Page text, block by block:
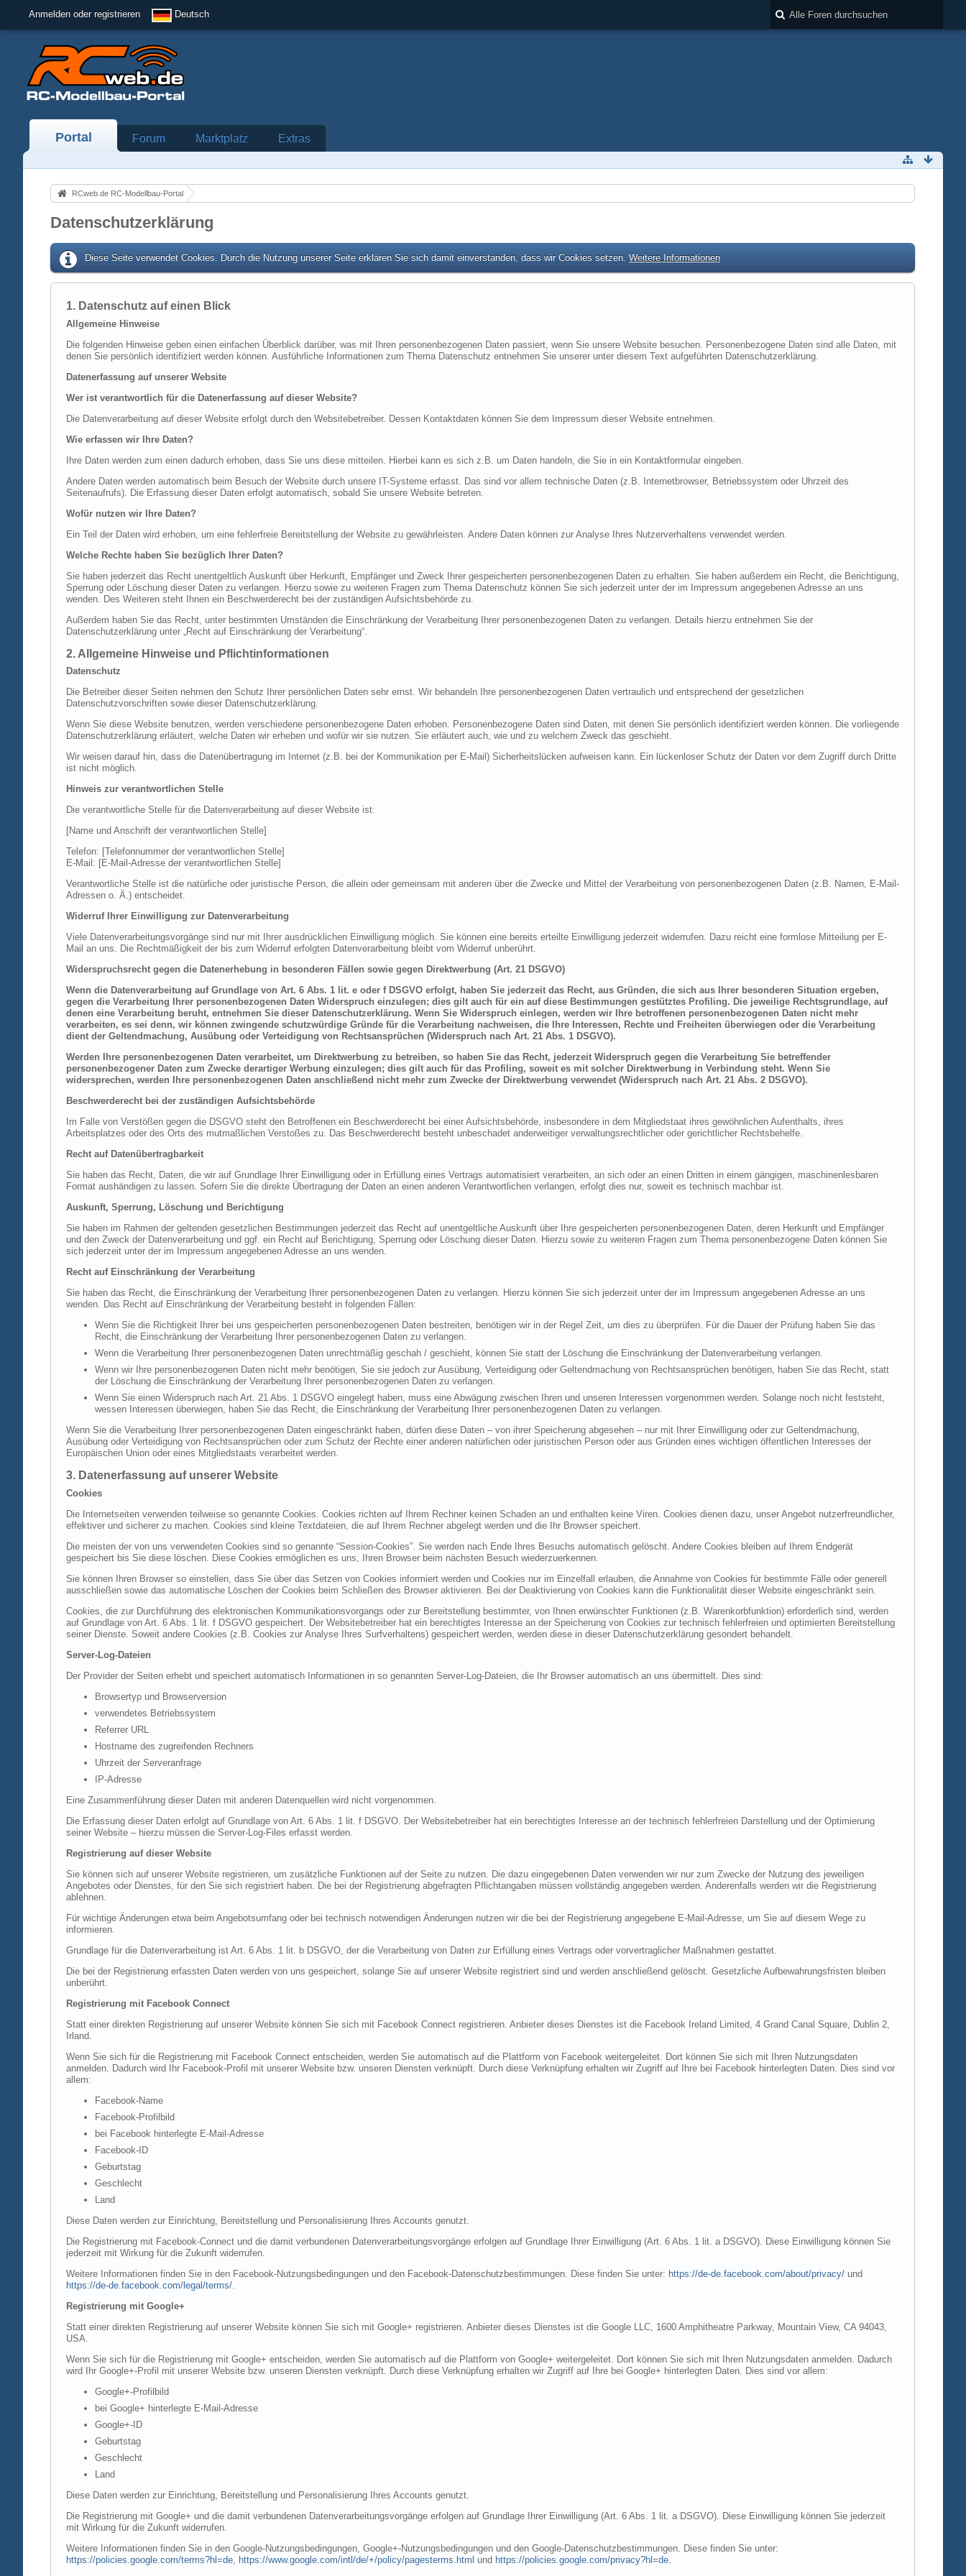
Anmelden oder registrieren Deutsch
Portal Forum Marktplatz Extras
RCweb.de RC-Modellbau-Portal
Datenschutzerklärung
Diese Seite verwendet Cookies. Durch die Nutzung unserer Seite erklären Sie sich damit einverstanden, dass wir Cookies setzen. Weitere Informationen
1. Datenschutz auf einen Blick
Allgemeine Hinweise
Die folgenden Hinweise geben einen einfachen Überblick darüber, was mit Ihren personenbezogenen Daten passiert, wenn Sie unsere Website besuchen. Personenbezogene Daten sind alle Daten, mit
denen Sie persönlich identifiziert werden können. Ausführliche Informationen zum Thema Datenschutz entnehmen Sie unserer unter diesem Text aufgeführten Datenschutzerklärung.
Datenerfassung auf unserer Website
Wer ist verantwortlich für die Datenerfassung auf dieser Website?
Die Datenverarbeitung auf dieser Website erfolgt durch den Websitebetreiber. Dessen Kontaktdaten können Sie dem Impressum dieser Website entnehmen.
Wie erfassen wir Ihre Daten?
Ihre Daten werden zum einen dadurch erhoben, dass Sie uns diese mitteilen. Hierbei kann es sich z.B. um Daten handeln, die Sie in ein Kontaktformular eingeben.
Andere Daten werden automatisch beim Besuch der Website durch unsere IT-Systeme erfasst. Das sind vor allem technische Daten (z.B. Internetbrowser, Betriebssystem oder Uhrzeit des
Seitenaufrufs). Die Erfassung dieser Daten erfolgt automatisch, sobald Sie unsere Website betreten.
Wofür nutzen wir Ihre Daten?
Ein Teil der Daten wird erhoben, um eine fehlerfreie Bereitstellung der Website zu gewährleisten. Andere Daten können zur Analyse Ihres Nutzerverhaltens verwendet werden.
Welche Rechte haben Sie bezüglich Ihrer Daten?
Sie haben jederzeit das Recht unentgeltlich Auskunft über Herkunft, Empfänger und Zweck Ihrer gespeicherten personenbezogenen Daten zu erhalten. Sie haben außerdem ein Recht, die Berichtigung,
Sperrung oder Löschung dieser Daten zu verlangen. Hierzu sowie zu weiteren Fragen zum Thema Datenschutz können Sie sich jederzeit unter der im Impressum angegebenen Adresse an uns
wenden. Des Weiteren steht Ihnen ein Beschwerderecht bei der zuständigen Aufsichtsbehörde zu.
Außerdem haben Sie das Recht, unter bestimmten Umständen die Einschränkung der Verarbeitung Ihrer personenbezogenen Daten zu verlangen. Details hierzu entnehmen Sie der
Datenschutzerklärung unter „Recht auf Einschränkung der Verarbeitung“.
2. Allgemeine Hinweise und Pflichtinformationen
Datenschutz
Die Betreiber dieser Seiten nehmen den Schutz Ihrer persönlichen Daten sehr ernst. Wir behandeln Ihre personenbezogenen Daten vertraulich und entsprechend der gesetzlichen
Datenschutzvorschriften sowie dieser Datenschutzerklärung.
Wenn Sie diese Website benutzen, werden verschiedene personenbezogene Daten erhoben. Personenbezogene Daten sind Daten, mit denen Sie persönlich identifiziert werden können. Die vorliegende
Datenschutzerklärung erläutert, welche Daten wir erheben und wofür wir sie nutzen. Sie erläutert auch, wie und zu welchem Zweck das geschieht.
Wir weisen darauf hin, dass die Datenübertragung im Internet (z.B. bei der Kommunikation per E-Mail) Sicherheitslücken aufweisen kann. Ein lückenloser Schutz der Daten vor dem Zugriff durch Dritte
ist nicht möglich.
Hinweis zur verantwortlichen Stelle
Die verantwortliche Stelle für die Datenverarbeitung auf dieser Website ist:
[Name und Anschrift der verantwortlichen Stelle]
Telefon: [Telefonnummer der verantwortlichen Stelle]
E-Mail: [E-Mail-Adresse der verantwortlichen Stelle]
Verantwortliche Stelle ist die natürliche oder juristische Person, die allein oder gemeinsam mit anderen über die Zwecke und Mittel der Verarbeitung von personenbezogenen Daten (z.B. Namen, E-Mail-
Adressen o. Ä.) entscheidet.
Widerruf Ihrer Einwilligung zur Datenverarbeitung
Viele Datenverarbeitungsvorgänge sind nur mit Ihrer ausdrücklichen Einwilligung möglich. Sie können eine bereits erteilte Einwilligung jederzeit widerrufen. Dazu reicht eine formlose Mitteilung per E-
Mail an uns. Die Rechtmäßigkeit der bis zum Widerruf erfolgten Datenverarbeitung bleibt vom Widerruf unberührt.
Widerspruchsrecht gegen die Datenerhebung in besonderen Fällen sowie gegen Direktwerbung (Art. 21 DSGVO)
Wenn die Datenverarbeitung auf Grundlage von Art. 6 Abs. 1 lit. e oder f DSGVO erfolgt, haben Sie jederzeit das Recht, aus Gründen, die sich aus Ihrer besonderen Situation ergeben,
gegen die Verarbeitung Ihrer personenbezogenen Daten Widerspruch einzulegen; dies gilt auch für ein auf diese Bestimmungen gestütztes Profiling. Die jeweilige Rechtsgrundlage, auf
denen eine Verarbeitung beruht, entnehmen Sie dieser Datenschutzerklärung. Wenn Sie Widerspruch einlegen, werden wir Ihre betroffenen personenbezogenen Daten nicht mehr
verarbeiten, es sei denn, wir können zwingende schutzwürdige Gründe für die Verarbeitung nachweisen, die Ihre Interessen, Rechte und Freiheiten überwiegen oder die Verarbeitung
dient der Geltendmachung, Ausübung oder Verteidigung von Rechtsansprüchen (Widerspruch nach Art. 21 Abs. 1 DSGVO).
Werden Ihre personenbezogenen Daten verarbeitet, um Direktwerbung zu betreiben, so haben Sie das Recht, jederzeit Widerspruch gegen die Verarbeitung Sie betreffender
personenbezogener Daten zum Zwecke derartiger Werbung einzulegen; dies gilt auch für das Profiling, soweit es mit solcher Direktwerbung in Verbindung steht. Wenn Sie
widersprechen, werden Ihre personenbezogenen Daten anschließend nicht mehr zum Zwecke der Direktwerbung verwendet (Widerspruch nach Art. 21 Abs. 2 DSGVO).
Beschwerderecht bei der zuständigen Aufsichtsbehörde
Im Falle von Verstößen gegen die DSGVO steht den Betroffenen ein Beschwerderecht bei einer Aufsichtsbehörde, insbesondere in dem Mitgliedstaat ihres gewöhnlichen Aufenthalts, ihres
Arbeitsplatzes oder des Orts des mutmaßlichen Verstoßes zu. Das Beschwerderecht besteht unbeschadet anderweitiger verwaltungsrechtlicher oder gerichtlicher Rechtsbehelfe.
Recht auf Datenübertragbarkeit
Sie haben das Recht, Daten, die wir auf Grundlage Ihrer Einwilligung oder in Erfüllung eines Vertrags automatisiert verarbeiten, an sich oder an einen Dritten in einem gängigen, maschinenlesbaren
Format aushändigen zu lassen. Sofern Sie die direkte Übertragung der Daten an einen anderen Verantwortlichen verlangen, erfolgt dies nur, soweit es technisch machbar ist.
Auskunft, Sperrung, Löschung und Berichtigung
Sie haben im Rahmen der geltenden gesetzlichen Bestimmungen jederzeit das Recht auf unentgeltliche Auskunft über Ihre gespeicherten personenbezogenen Daten, deren Herkunft und Empfänger
und den Zweck der Datenverarbeitung und ggf. ein Recht auf Berichtigung, Sperrung oder Löschung dieser Daten. Hierzu sowie zu weiteren Fragen zum Thema personenbezogene Daten können Sie
sich jederzeit unter der im Impressum angegebenen Adresse an uns wenden.
Recht auf Einschränkung der Verarbeitung
Sie haben das Recht, die Einschränkung der Verarbeitung Ihrer personenbezogenen Daten zu verlangen. Hierzu können Sie sich jederzeit unter der im Impressum angegebenen Adresse an uns
wenden. Das Recht auf Einschränkung der Verarbeitung besteht in folgenden Fällen:
Wenn Sie die Richtigkeit Ihrer bei uns gespeicherten personenbezogenen Daten bestreiten, benötigen wir in der Regel Zeit, um dies zu überprüfen. Für die Dauer der Prüfung haben Sie das
Recht, die Einschränkung der Verarbeitung Ihrer personenbezogenen Daten zu verlangen.
Wenn die Verarbeitung Ihrer personenbezogenen Daten unrechtmäßig geschah / geschieht, können Sie statt der Löschung die Einschränkung der Datenverarbeitung verlangen.
Wenn wir Ihre personenbezogenen Daten nicht mehr benötigen, Sie sie jedoch zur Ausübung, Verteidigung oder Geltendmachung von Rechtsansprüchen benötigen, haben Sie das Recht, statt
der Löschung die Einschränkung der Verarbeitung Ihrer personenbezogenen Daten zu verlangen.
Wenn Sie einen Widerspruch nach Art. 21 Abs. 1 DSGVO eingelegt haben, muss eine Abwägung zwischen Ihren und unseren Interessen vorgenommen werden. Solange noch nicht feststeht,
wessen Interessen überwiegen, haben Sie das Recht, die Einschränkung der Verarbeitung Ihrer personenbezogenen Daten zu verlangen.
Wenn Sie die Verarbeitung Ihrer personenbezogenen Daten eingeschränkt haben, dürfen diese Daten – von ihrer Speicherung abgesehen – nur mit Ihrer Einwilligung oder zur Geltendmachung,
Ausübung oder Verteidigung von Rechtsansprüchen oder zum Schutz der Rechte einer anderen natürlichen oder juristischen Person oder aus Gründen eines wichtigen öffentlichen Interesses der
Europäischen Union oder eines Mitgliedstaats verarbeitet werden.
3. Datenerfassung auf unserer Website
Cookies
Die Internetseiten verwenden teilweise so genannte Cookies. Cookies richten auf Ihrem Rechner keinen Schaden an und enthalten keine Viren. Cookies dienen dazu, unser Angebot nutzerfreundlicher,
effektiver und sicherer zu machen. Cookies sind kleine Textdateien, die auf Ihrem Rechner abgelegt werden und die Ihr Browser speichert.
Die meisten der von uns verwendeten Cookies sind so genannte “Session-Cookies”. Sie werden nach Ende Ihres Besuchs automatisch gelöscht. Andere Cookies bleiben auf Ihrem Endgerät
gespeichert bis Sie diese löschen. Diese Cookies ermöglichen es uns, Ihren Browser beim nächsten Besuch wiederzuerkennen.
Sie können Ihren Browser so einstellen, dass Sie über das Setzen von Cookies informiert werden und Cookies nur im Einzelfall erlauben, die Annahme von Cookies für bestimmte Fälle oder generell
ausschließen sowie das automatische Löschen der Cookies beim Schließen des Browser aktivieren. Bei der Deaktivierung von Cookies kann die Funktionalität dieser Website eingeschränkt sein.
Cookies, die zur Durchführung des elektronischen Kommunikationsvorgangs oder zur Bereitstellung bestimmter, von Ihnen erwünschter Funktionen (z.B. Warenkorbfunktion) erforderlich sind, werden
auf Grundlage von Art. 6 Abs. 1 lit. f DSGVO gespeichert. Der Websitebetreiber hat ein berechtigtes Interesse an der Speicherung von Cookies zur technisch fehlerfreien und optimierten Bereitstellung
seiner Dienste. Soweit andere Cookies (z.B. Cookies zur Analyse Ihres Surfverhaltens) gespeichert werden, werden diese in dieser Datenschutzerklärung gesondert behandelt.
Server-Log-Dateien
Der Provider der Seiten erhebt und speichert automatisch Informationen in so genannten Server-Log-Dateien, die Ihr Browser automatisch an uns übermittelt. Dies sind:
Browsertyp und Browserversion
verwendetes Betriebssystem
Referrer URL
Hostname des zugreifenden Rechners
Uhrzeit der Serveranfrage
IP-Adresse
Eine Zusammenführung dieser Daten mit anderen Datenquellen wird nicht vorgenommen.
Die Erfassung dieser Daten erfolgt auf Grundlage von Art. 6 Abs. 1 lit. f DSGVO. Der Websitebetreiber hat ein berechtigtes Interesse an der technisch fehlerfreien Darstellung und der Optimierung
seiner Website – hierzu müssen die Server-Log-Files erfasst werden.
Registrierung auf dieser Website
Sie können sich auf unserer Website registrieren, um zusätzliche Funktionen auf der Seite zu nutzen. Die dazu eingegebenen Daten verwenden wir nur zum Zwecke der Nutzung des jeweiligen
Angebotes oder Dienstes, für den Sie sich registriert haben. Die bei der Registrierung abgefragten Pflichtangaben müssen vollständig angegeben werden. Anderenfalls werden wir die Registrierung
ablehnen.
Für wichtige Änderungen etwa beim Angebotsumfang oder bei technisch notwendigen Änderungen nutzen wir die bei der Registrierung angegebene E-Mail-Adresse, um Sie auf diesem Wege zu
informieren.
Grundlage für die Datenverarbeitung ist Art. 6 Abs. 1 lit. b DSGVO, der die Verarbeitung von Daten zur Erfüllung eines Vertrags oder vorvertraglicher Maßnahmen gestattet.
Die bei der Registrierung erfassten Daten werden von uns gespeichert, solange Sie auf unserer Website registriert sind und werden anschließend gelöscht. Gesetzliche Aufbewahrungsfristen bleiben
unberührt.
Registrierung mit Facebook Connect
Statt einer direkten Registrierung auf unserer Website können Sie sich mit Facebook Connect registrieren. Anbieter dieses Dienstes ist die Facebook Ireland Limited, 4 Grand Canal Square, Dublin 2,
Irland.
Wenn Sie sich für die Registrierung mit Facebook Connect entscheiden, werden Sie automatisch auf die Plattform von Facebook weitergeleitet. Dort können Sie sich mit Ihren Nutzungsdaten
anmelden. Dadurch wird Ihr Facebook-Profil mit unserer Website bzw. unseren Diensten verknüpft. Durch diese Verknüpfung erhalten wir Zugriff auf Ihre bei Facebook hinterlegten Daten. Dies sind vor
allem:
Facebook-Name
Facebook-Profilbild
bei Facebook hinterlegte E-Mail-Adresse
Facebook-ID
Geburtstag
Geschlecht
Land
Diese Daten werden zur Einrichtung, Bereitstellung und Personalisierung Ihres Accounts genutzt.
Die Registrierung mit Facebook-Connect und die damit verbundenen Datenverarbeitungsvorgänge erfolgen auf Grundlage Ihrer Einwilligung (Art. 6 Abs. 1 lit. a DSGVO). Diese Einwilligung können Sie
jederzeit mit Wirkung für die Zukunft widerrufen.
Weitere Informationen finden Sie in den Facebook-Nutzungsbedingungen und den Facebook-Datenschutzbestimmungen. Diese finden Sie unter: https://de-de.facebook.com/about/privacy/ und
https://de-de.facebook.com/legal/terms/.
Registrierung mit Google+
Statt einer direkten Registrierung auf unserer Website können Sie sich mit Google+ registrieren. Anbieter dieses Dienstes ist die Google LLC, 1600 Amphitheatre Parkway, Mountain View, CA 94043,
USA.
Wenn Sie sich für die Registrierung mit Google+ entscheiden, werden Sie automatisch auf die Plattform von Google+ weitergeleitet. Dort können Sie sich mit Ihren Nutzungsdaten anmelden. Dadurch
wird Ihr Google+-Profil mit unserer Website bzw. unseren Diensten verknüpft. Durch diese Verknüpfung erhalten wir Zugriff auf Ihre bei Google+ hinterlegten Daten. Dies sind vor allem:
Google+-Profilbild
bei Google+ hinterlegte E-Mail-Adresse
Google+-ID
Geburtstag
Geschlecht
Land
Diese Daten werden zur Einrichtung, Bereitstellung und Personalisierung Ihres Accounts genutzt.
Die Registrierung mit Google+ und die damit verbundenen Datenverarbeitungsvorgänge erfolgen auf Grundlage Ihrer Einwilligung (Art. 6 Abs. 1 lit. a DSGVO). Diese Einwilligung können Sie jederzeit
mit Wirkung für die Zukunft widerrufen.
Weitere Informationen finden Sie in den Google-Nutzungsbedingungen, Google+-Nutzungsbedingungen und den Google-Datenschutzbestimmungen. Diese finden Sie unter:
https://policies.google.com/terms?hl=de, https://www.google.com/intl/de/+/policy/pagesterms.html und https://policies.google.com/privacy?hl=de.